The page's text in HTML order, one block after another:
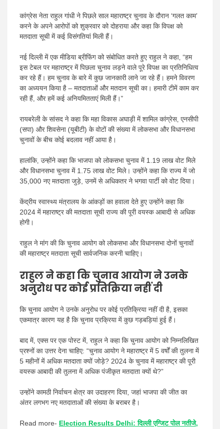
कांग्रेस नेता राहुल गांधी ने पिछले साल महाराष्ट्र चुनाव के दौरान ‘गलत काम’
करने के अपने आरोपों को शुक्रवार को दोहराया और कहा कि विपक्ष को
मतदाता सूची में कई विसंगतियां मिली हैं।
नई दिल्ली में एक मीडिया ब्रीफिंग को संबोधित करते हुए राहुल ने कहा, “हम
इस टेबल पर महाराष्ट्र में पिछला चुनाव लड़ने वाले पूरे विपक्ष का प्रतिनिधित्व
कर रहे हैं। हम चुनाव के बारे में कुछ जानकारी लाने जा रहे हैं। हमने विवरण
का अध्ययन किया है – मतदाताओं और मतदान सूची का। हमारी टीमें काम कर
रही हैं, और हमें कई अनियमितताएं मिली हैं।”
रायबरेली के सांसद ने कहा कि महा विकास अघाड़ी में शामिल कांग्रेस, एनसीपी
(सपा) और शिवसेना (यूबीटी) के वोटों की संख्या में लोकसभा और विधानसभा
चुनावों के बीच कोई बदलाव नहीं आया है।
हालांकि, उन्होंने कहा कि भाजपा को लोकसभा चुनाव में 1.19 लाख वोट मिले
और विधानसभा चुनाव में 1.75 लाख वोट मिले। उन्होंने कहा कि राज्य में जो
35,000 नए मतदाता जुड़े, उनमें से अधिकतर ने भगवा पार्टी को वोट दिया।
केंद्रीय स्वास्थ्य मंत्रालय के आंकड़ों का हवाला देते हुए उन्होंने कहा कि
2024 में महाराष्ट्र की मतदाता सूची राज्य की पूरी वयस्क आबादी से अधिक
होगी।
राहुल ने मांग की कि चुनाव आयोग को लोकसभा और विधानसभा दोनों चुनावों
की महाराष्ट्र मतदाता सूची सार्वजनिक करनी चाहिए।
राहुल ने कहा कि चुनाव आयोग ने उनके
अनुरोध पर कोई प्रतिक्रिया नहीं दी
कि चुनाव आयोग ने उनके अनुरोध पर कोई प्रतिक्रिया नहीं दी है, इसका
एकमात्र कारण यह है कि चुनाव प्रक्रिया में कुछ गड़बड़ियां हुई हैं।
बाद में, एक्स पर एक पोस्ट में, राहुल ने कहा कि चुनाव आयोग को निम्नलिखित
प्रश्नों का उत्तर देना चाहिए: “चुनाव आयोग ने महाराष्ट्र में 5 वर्षों की तुलना में
5 महीनों में अधिक मतदाता क्यों जोड़े? 2024 के चुनाव में महाराष्ट्र की पूरी
वयस्क आबादी की तुलना में अधिक पंजीकृत मतदाता क्यों थे?”
उन्होंने कामठी निर्वाचन क्षेत्र का उदाहरण दिया, जहां भाजपा की जीत का
अंतर लगभग नए मतदाताओं की संख्या के बराबर है।
Read more- Election Results Delhi: दिल्ली एग्जिट पोल नतीजे,